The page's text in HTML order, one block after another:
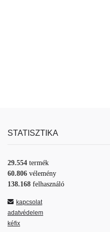
STATISZTIKA
29.554 termék
60.806 vélemény
138.168 felhasználó
kapcsolat
adatvédelem
kéfix